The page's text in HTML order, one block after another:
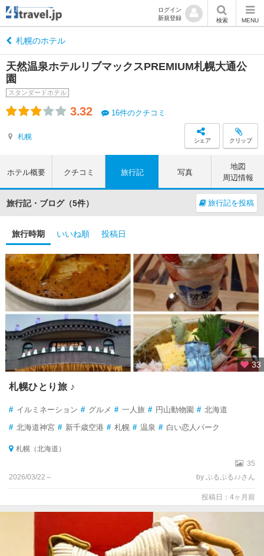
ログイン
新規登録
検索 MENU
札幌のホテル
天然温泉ホテルリブマックスPREMIUM札幌大通公
園
スタンダードホテル
3.32 16件のクチコミ
札幌 シェア クリップ
ホテル概要 クチコミ 旅行記 写真
地図
周辺情報
旅行記・ブログ（5件） 旅行記を投稿
旅行時期 いいね順 投稿日
33
札幌ひとり旅 ♪
# イルミネーション # グルメ # 一人旅 # 円山動物園 # 北海道
# 北海道神宮 # 新千歳空港 # 札幌 # 温泉 # 白い恋人パーク
札幌（北海道）
35
2026/03/22～
by ぷるぷる♪♪さん
投稿日：4ヶ月前